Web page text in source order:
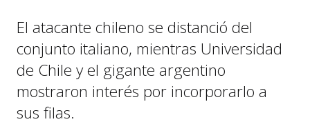
El atacante chileno se distanció del
conjunto italiano, mientras Universidad
de Chile y el gigante argentino
mostraron interés por incorporarlo a
sus filas.